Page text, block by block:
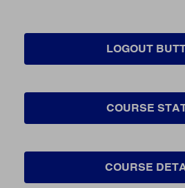
LOGOUT
COURSE
COURSE